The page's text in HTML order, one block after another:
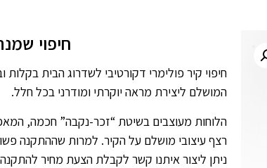
חיפוי שמנת 4
חיפוי קיר פולימרי דקורטיבי לשדרוג הבית בקלות
המושלם ליצירת מראה יוקרתי ומודרני בכל חלל.
הלוחות מעוצבים בשיטת “זכר-נקבה” חכמה,
רצף עיצובי מושלם על הקיר. למרות שההתקנה
ניתן ליצור איתנו קשר לקבלת הצעת מחיר